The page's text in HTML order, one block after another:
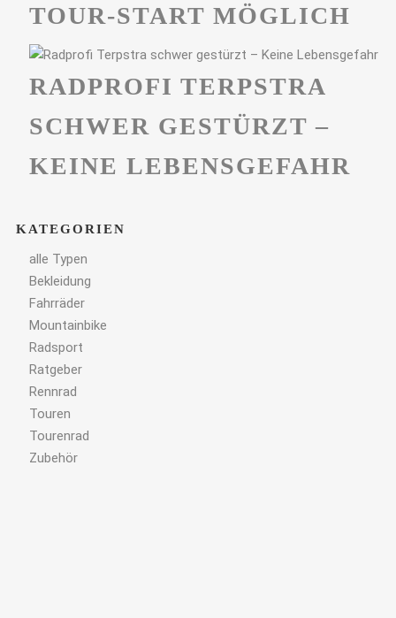
TOUR-START MÖGLICH
RADPROFI TERPSTRA
SCHWER GESTÜRZT –
KEINE LEBENSGEFAHR
KATEGORIEN
alle Typen
Bekleidung
Fahrräder
Mountainbike
Radsport
Ratgeber
Rennrad
Touren
Tourenrad
Zubehör